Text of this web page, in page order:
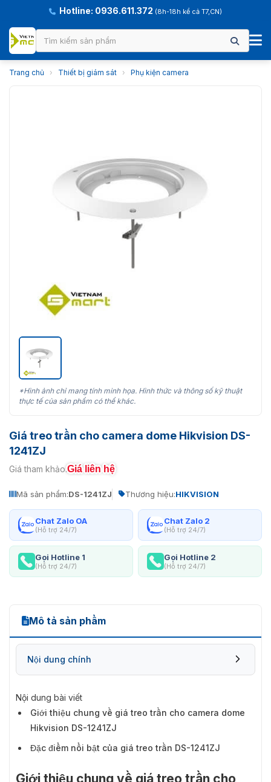
Hotline: 0936.611.372 (8h-18h kể cả T7,CN)
Trang chủ › Thiết bị giám sát › Phụ kiện camera
*Hình ảnh chỉ mang tính minh họa. Hình thức và thông số kỹ thuật
thực tế của sản phẩm có thể khác.
Giá treo trần cho camera dome Hikvision DS-
1241ZJ
Giá tham khảo:Giá liên hệ
Mã sản phẩm:DS-1241ZJ Thương hiệu:HIKVISION
Chat Zalo OA
(Hỗ trợ 24/7)
Chat Zalo 2
(Hỗ trợ 24/7)
Gọi Hotline 1
(Hỗ trợ 24/7)
Gọi Hotline 2
(Hỗ trợ 24/7)
Mô tả sản phẩm
Nội dung chính
Nội dung bài viết
Giới thiệu chung về giá treo trần cho camera dome
Hikvision DS-1241ZJ
Đặc điểm nổi bật của giá treo trần DS-1241ZJ
Giới thiệu chung về giá treo trần cho